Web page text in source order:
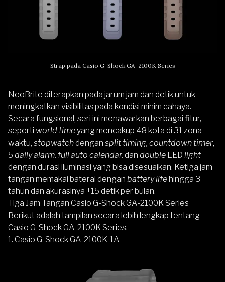
Strap pada Casio G-Shock GA-2100K Series
NeoBrite diterapkan pada jarum jam dan detik untuk
meningkatkan visibilitas pada kondisi minim cahaya.
Secara fungsional, seri ini menawarkan berbagai fitur,
seperti world timeyang mencakup 48 kota di 31 zona
waktu, stopwatchdengan split timing, countdown timer,
5 daily alarm, full auto calendar, dan double LED light
dengan durasi iluminasi yang bisa disesuaikan. Ketiga jam
tangan memakai baterai dengan battery lifehingga 3
tahun dan akurasinya ±15 detik per bulan.
Tiga Jam Tangan Casio G-Shock GA-2100K Series
Berikut adalah tampilan secara lebih lengkap tentang
Casio G-Shock GA-2100K Series.
1. Casio G-Shock GA-2100K-1A